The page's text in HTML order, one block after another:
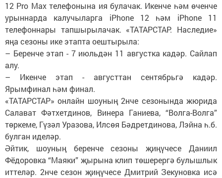
12 Pro Maх телефонына ия булачак. Икенче һәм өченче
урыннарда калучыларга iPhone 12 һәм iPhone 11
телефоннары тапшырылачак. «ТАТАРСТАР. Наследие»
яңа сезоны ике этапта оештырыла:
– Беренче этап - 7 июльдән 11 августка кадәр. Сайлап
алу.
– Икенче этап - августтан сентябрьгә кадәр.
Ярымфинал һәм финал.
«ТАТАРСТАР» онлайн шоуның 2нче сезонында жюрида
Салават Фәтхетдинов, Винера Ганиева, “Волга-Волга”
төркеме, Гүзәл Уразова, Илсөя Бәдретдинова, Лэйна һ.б.
булган иделәр.
Әйтик, шоуның беренче сезоны җиңүчесе Даниил
Фёдоровка “Маяки” җырына клип төшерергә булышлык
иттеләр. 2нче сезон җиңүчесе Дмитрий Зекуновка исә